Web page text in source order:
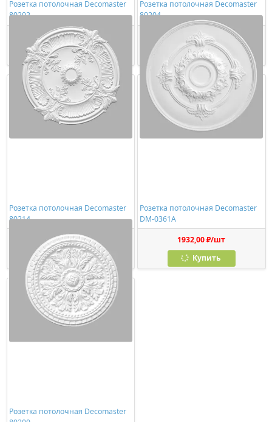
Розетка потолочная Decomaster
80202
2132,00 ₽/шт
Купить
Розетка потолочная Decomaster
80204
2132,00 ₽/шт
Купить
Розетка потолочная Decomaster
80214
2314,00 ₽/шт
Купить
Розетка потолочная Decomaster
DM-0361A
1932,00 ₽/шт
Купить
Розетка потолочная Decomaster